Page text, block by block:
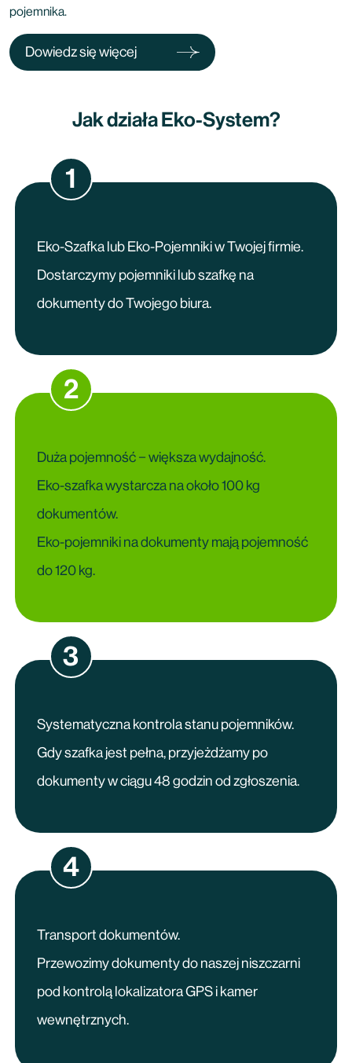
pojemnika.
Dowiedz się więcej
Jak działa Eko-System?
1
Eko-Szafka lub Eko-Pojemniki w Twojej firmie.
Dostarczymy pojemniki lub szafkę na
dokumenty do Twojego biura.
2
Duża pojemność − większa wydajność.
Eko-szafka wystarcza na około 100 kg
dokumentów.
Eko-pojemniki na dokumenty mają pojemność
do 120 kg.
3
Systematyczna kontrola stanu pojemników.
Gdy szafka jest pełna, przyjeżdżamy po
dokumenty w ciągu 48 godzin od zgłoszenia.
4
Transport dokumentów.
Przewozimy dokumenty do naszej niszczarni
pod kontrolą lokalizatora GPS i kamer
wewnętrznych.